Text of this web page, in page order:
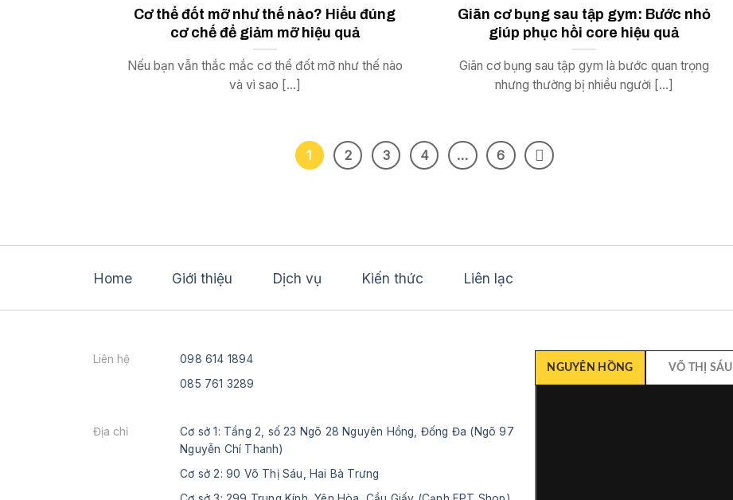
Cơ thể đốt mỡ như thế nào? Hiểu đúng
cơ chế để giảm mỡ hiệu quả
Nếu bạn vẫn thắc mắc cơ thể đốt mỡ như thế nào
và vì sao [...]
Giãn cơ bụng sau tập gym: Bước nhỏ
giúp phục hồi core hiệu quả
Giãn cơ bụng sau tập gym là bước quan trọng
nhưng thường bị nhiều người [...]
1 2 3 4 … 6
Home Giới thiệu Dịch vụ Kiến thức Liên lạc
Liên hệ
098 614 1894
085 761 3289
Địa chỉ
Cơ sở 1: Tầng 2, số 23 Ngõ 28 Nguyên Hồng, Đống Đa (Ngõ 97
Nguyễn Chí Thanh)
Cơ sở 2: 90 Võ Thị Sáu, Hai Bà Trưng
NGUYÊN HỒNG VÕ THỊ SÁU